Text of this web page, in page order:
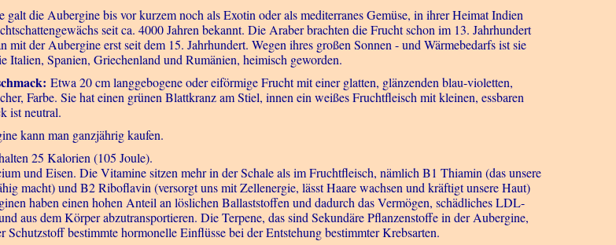
galt die Aubergine bis vor kurzem noch als Exotin oder als mediterranes Gemüse, in ihrer Heimat Indien
seit ca. 4000 Jahren bekannt. Die Araber brachten die Frucht schon im 13. Jahrhundert
mit der Aubergine erst seit dem 15. Jahrhundert. Wegen ihres großen Sonnen - und Wärmebedarfs ist sie
Italien, Spanien, Griechenland und Rumänien, heimisch geworden.
Etwa 20 cm langgebogene oder eiförmige Frucht mit einer glatten, glänzenden blau-violetten,
Farbe. Sie hat einen grünen Blattkranz am Stiel, innen ein weißes Fruchtfleisch mit kleinen, essbaren
ist neutral.
kann man ganzjährig kaufen.
25 Kalorien (105 Joule).
und Eisen. Die Vitamine sitzen mehr in der Schale als im Fruchtfleisch, nämlich B1 Thiamin (das unsere
macht) und B2 Riboflavin (versorgt uns mit Zellenergie, lässt Haare wachsen und kräftigt unsere Haut)
haben einen hohen Anteil an löslichen Ballaststoffen und dadurch das Vermögen, schädliches LDL-
aus dem Körper abzutransportieren. Die Terpene, das sind Sekundäre Pflanzenstoffe in der Aubergine,
Schutzstoff bestimmte hormonelle Einflüsse bei der Entstehung bestimmter Krebsarten.